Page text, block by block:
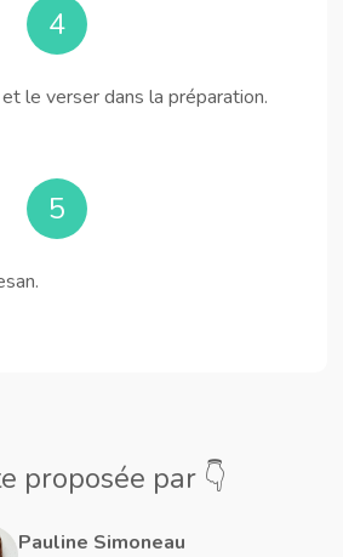
4
le verser dans la préparation.
5
proposée par 👇
Pauline Simoneau